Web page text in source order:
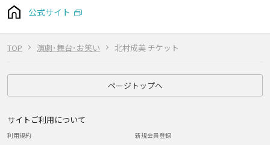
TOP 演劇･舞台･お笑い 北村成美 チケット
公式サイト
ページトップへ
サイトご利用について
利用規約
新規会員登録